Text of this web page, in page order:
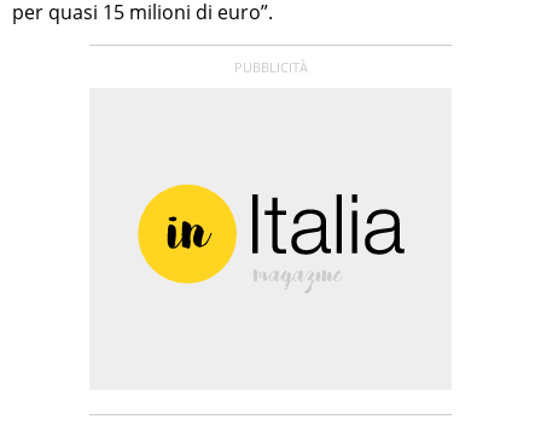
per quasi 15 milioni di euro”.